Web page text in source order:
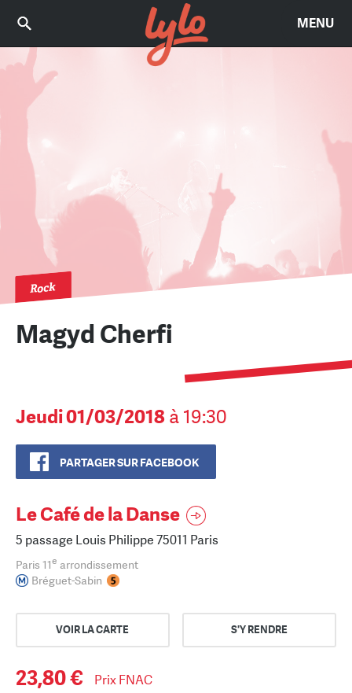
MENU
Rock
Magyd Cherfi
Jeudi 01/03/2018 à 19:30
PARTAGER SUR FACEBOOK
Le Café de la Danse
5 passage Louis Philippe 75011 Paris
Paris 11e arrondissement
Bréguet-Sabin
VOIR LA CARTE S'Y RENDRE
23,80 € Prix FNAC